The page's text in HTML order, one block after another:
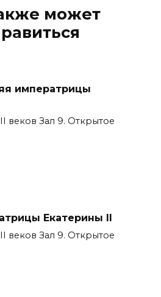
может
императрицы
веков Зал 9. Открытое
Екатерины II
веков Зал 9. Открытое